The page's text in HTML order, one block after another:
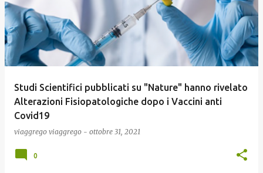
Studi Scientifici pubblicati su "Nature" hanno rivelato
Alterazioni Fisiopatologiche dopo i Vaccini anti
Covid19
viaggrego viaggrego - ottobre 31, 2021
0